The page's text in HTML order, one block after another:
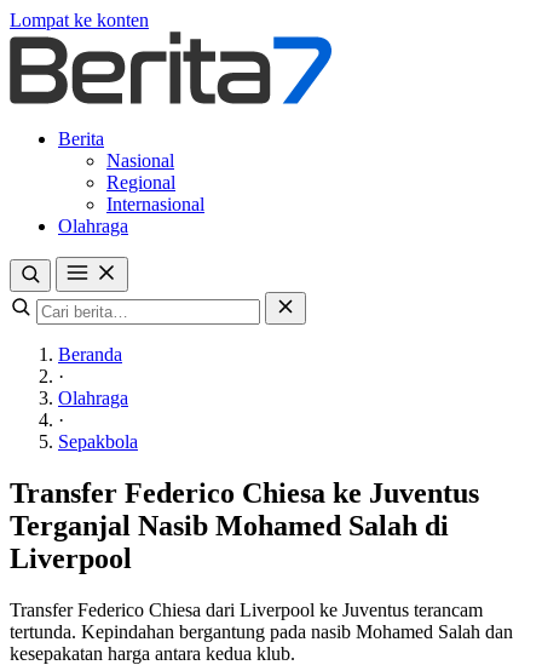
Lompat ke konten
Berita
Nasional
Regional
Internasional
Olahraga
Beranda
·
Olahraga
·
Sepakbola
Transfer Federico Chiesa ke Juventus
Terganjal Nasib Mohamed Salah di
Liverpool
Transfer Federico Chiesa dari Liverpool ke Juventus terancam
tertunda. Kepindahan bergantung pada nasib Mohamed Salah dan
kesepakatan harga antara kedua klub.